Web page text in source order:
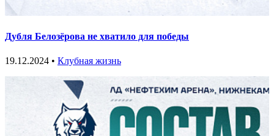
Дубля Белозёрова не хватило для победы
19.12.2024 • Клубная жизнь